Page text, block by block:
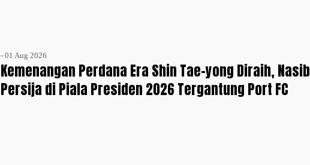
- 01 Aug 2026
Kemenangan Perdana Era Shin Tae-yong Diraih, Nasib
Persija di Piala Presiden 2026 Tergantung Port FC